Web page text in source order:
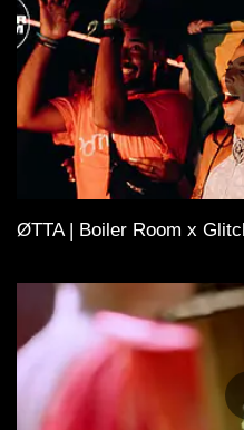
ØTTA | Boiler Room x